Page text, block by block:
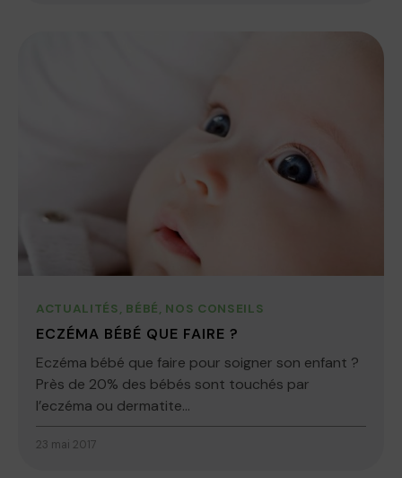
ACTUALITÉS, BÉBÉ, NOS CONSEILS
ECZÉMA BÉBÉ QUE FAIRE ?
Eczéma bébé que faire pour soigner son enfant ?
Près de 20% des bébés sont touchés par
l’eczéma ou dermatite...
23 mai 2017